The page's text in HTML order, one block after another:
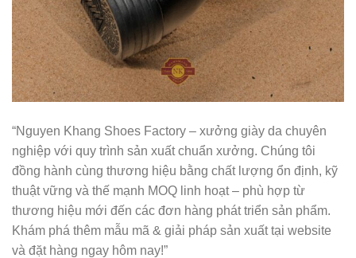
“Nguyen Khang Shoes Factory – xưởng giày da chuyên
nghiệp với quy trình sản xuất chuẩn xưởng. Chúng tôi
đồng hành cùng thương hiệu bằng chất lượng ổn định, kỹ
thuật vững và thế mạnh MOQ linh hoạt – phù hợp từ
thương hiệu mới đến các đơn hàng phát triển sản phẩm.
Khám phá thêm mẫu mã & giải pháp sản xuất tại website
và đặt hàng ngay hôm nay!”